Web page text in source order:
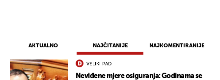
AKTUALNO NAJČITANIJE NAJKOMENTIRANIJE
VELIKI PAD
Neviđene mjere osiguranja: Godinama se